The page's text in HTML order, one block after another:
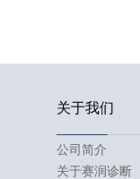
关于我们
公司简介
关于赛润诊断